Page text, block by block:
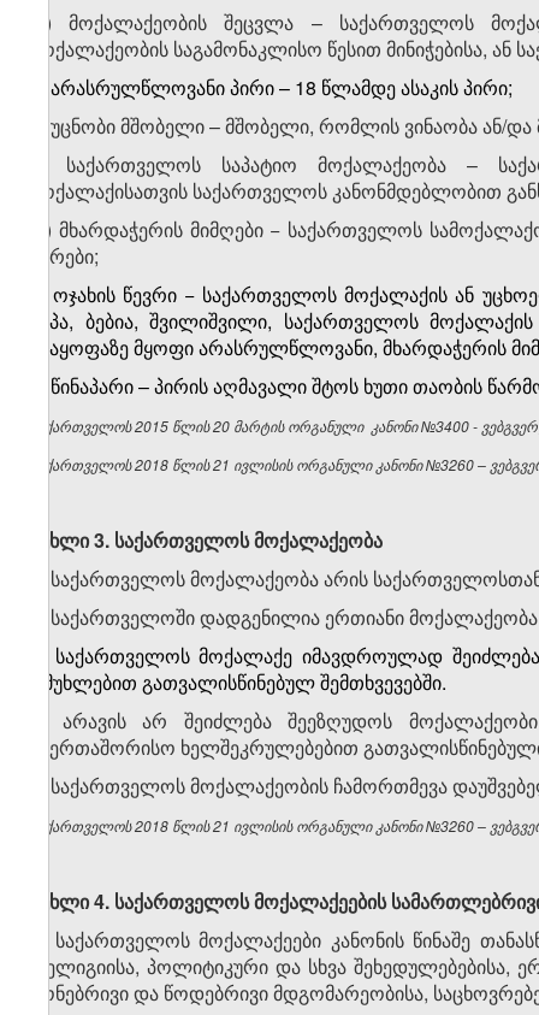
დ) მოქალაქეობის შეცვლა – საქართველოს
მოქალაქეობის საგამონაკლისო წესით მინიჭებისა,
ე) არასრულწლოვანი პირი – 18 წლამდე ასაკის პირი;
ვ) უცნობი მშობელი – მშობელი, რომლის ვინაობა ან/
ზ) საქართველოს საპატიო მოქალაქეობა –
მოქალაქისათვის საქართველოს კანონმდებლობით
თ) მხარდაჭერის მიმღები − საქართველოს
პირები;
ი) ოჯახის წევრი − საქართველოს მოქალაქის ან
პაპა, ბებია, შვილიშვილი, საქართველოს
კმაყოფაზე მყოფი არასრულწლოვანი, მხარდაჭერის
კ) წინაპარი – პირის აღმავალი შტოს ხუთი თაობის
საქართველოს 2015 წლის 20 მარტის ორგანული კანონი №3400 -
საქართველოს 2018 წლის 21 ივლისის ორგანული კანონი №3260 –
მუხლი 3. საქართველოს მოქალაქეობა
1. საქართველოს მოქალაქეობა არის
2. საქართველოში დადგენილია ერთიანი
3. საქართველოს მოქალაქე იმავდროულად
მუხლებით გათვალისწინებულ შემთხვევებში.
4. არავის არ შეიძლება შეეზღუდოს
საერთაშორისო ხელშეკრულებებით
5. საქართველოს მოქალაქეობის ჩამორთმევა
საქართველოს 2018 წლის 21 ივლისის ორგანული კანონი №3260 –
მუხლი 4. საქართველოს მოქალაქეების
1. საქართველოს მოქალაქეები კანონის წინაშე
რელიგიისა, პოლიტიკური და სხვა
ქონებრივი და წოდებრივი მდგომარეობისა,